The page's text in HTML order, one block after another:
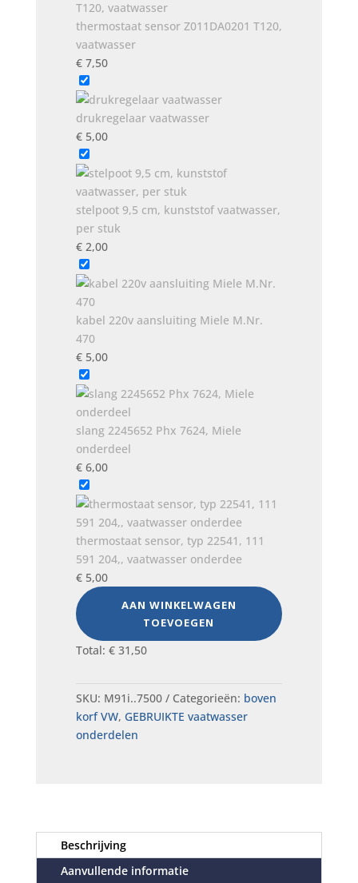
thermostaat sensor Z011DA0201 T120,
vaatwasser
€7,50
drukregelaar vaatwasser
€5,00
stelpoot 9,5 cm, kunststof vaatwasser,
per stuk
€2,00
kabel 220v aansluiting Miele M.Nr.
470
€5,00
slang 2245652 Phx 7624, Miele
onderdeel
€6,00
thermostaat sensor, typ 22541, 111
591 204,, vaatwasser onderdee
€5,00
AAN WINKELWAGEN
TOEVOEGEN
Total: €31,50
SKU: M91i..7500 Categorieën: boven
korf VW, GEBRUIKTE vaatwasser
onderdelen
Beschrijving
Aanvullende informatie